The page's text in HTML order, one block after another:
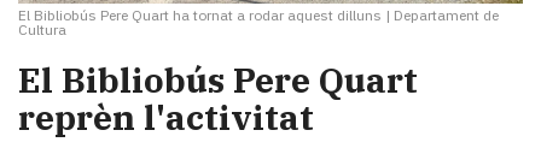
El Bibliobús Pere Quart ha tornat a rodar aquest dilluns | Departament de
Cultura
El Bibliobús Pere Quart
reprèn l'activitat